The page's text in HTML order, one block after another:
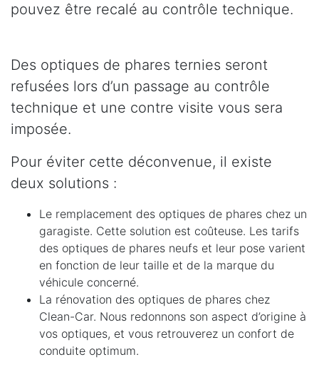
pouvez être recalé au contrôle technique.
Des optiques de phares ternies seront
refusées lors d’un passage au contrôle
technique et une contre visite vous sera
imposée.
Pour éviter cette déconvenue, il existe
deux solutions :
Le remplacement des optiques de phares chez un
garagiste. Cette solution est coûteuse. Les tarifs
des optiques de phares neufs et leur pose varient
en fonction de leur taille et de la marque du
véhicule concerné.
La rénovation des optiques de phares chez
Clean-Car. Nous redonnons son aspect d’origine à
vos optiques, et vous retrouverez un confort de
conduite optimum.